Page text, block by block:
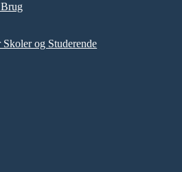
og Studerende